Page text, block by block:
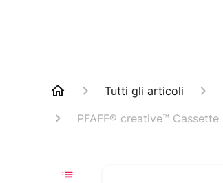
Tutti gli articoli
PFAFF® creative™ Cassette